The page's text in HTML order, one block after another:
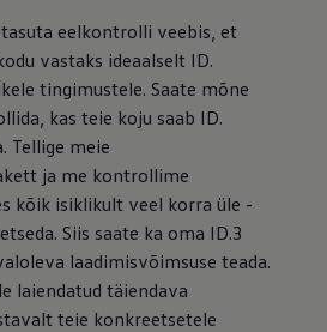
eelkontrolli veebis, et
vastaks ideaalselt ID.
tingimustele. Saate mõne
kas teie koju saab ID.
Tellige meie
ja me kontrollime
kõik isiklikult veel korra üle -
Siis saate ka oma ID.3
laadimisvõimsuse teada.
laiendatud täiendava
teie konkreetsetele